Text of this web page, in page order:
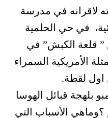
لاقرانه في مدرسة
في حي الحلمية
” قلعة الكبش” في
الأمريكية السمراء
اول لقطة.
بلهجة قبائل الهوسا
؟وماهي الأسباب التي